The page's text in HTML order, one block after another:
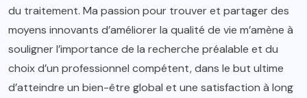
du traitement. Ma passion pour trouver et partager des
moyens innovants d’améliorer la qualité de vie m’amène à
souligner l’importance de la recherche préalable et du
choix d’un professionnel compétent, dans le but ultime
d’atteindre un bien-être global et une satisfaction à long